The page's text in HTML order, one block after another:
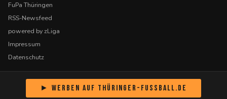
FuPa Thüringen
RSS-Newsfeed
powered by zLiga
Impressum
Datenschutz
► Werben auf Thüringer-Fussball.de